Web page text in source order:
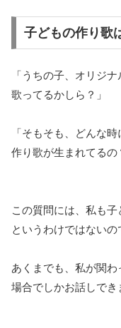
子どもの作り歌
「うちの子、オリジ
歌ってるかしら？」
「そもそも、どんな時
作り歌が生まれてるの
この質問には、私も
というわけではないの
あくまでも、私が関
場合でしかお話しでき